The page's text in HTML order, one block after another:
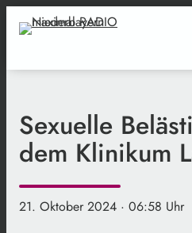
Sexuelle
dem Klinikum
21. Oktober 2024 · 06:58 Uhr